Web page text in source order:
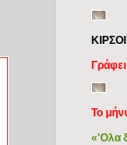
Το
«'Ολα